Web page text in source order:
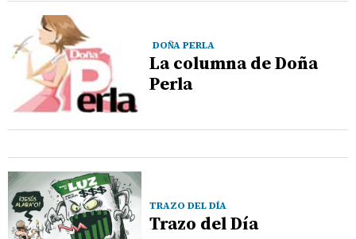
DOÑA PERLA
La columna de Doña
Perla
TRAZO DEL DÍA
Trazo del Día